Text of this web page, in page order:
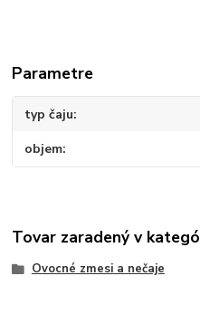
Parametre
typ čaju
objem
Tovar zaradený v
Ovocné zmesi a nečaje